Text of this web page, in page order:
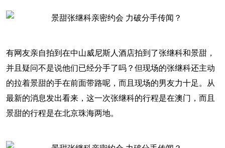
有网友亲自拍到在中山威尼斯人酒店拍到了张继科和景甜，
并且疑问不是说他们已经分手了吗？但现场的张继科还主动
的拉着景甜的手在前面带路呢，而且现场的男友力十足。从
最新的消息发出看来，这一次张继科的行程是在澳门，而且
景甜的行程是在北京珠海两地。